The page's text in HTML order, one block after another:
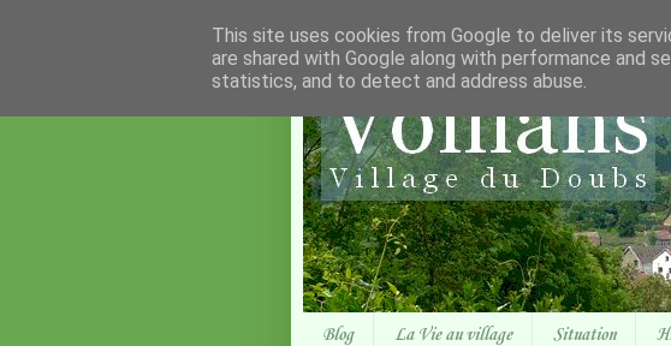
Blog La Vie au village Situation
This site uses cookies from Google to deliver its
are shared with Google along with performance and
statistics, and to detect and address abuse.